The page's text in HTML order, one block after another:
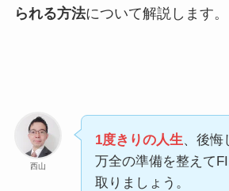
られる方法について解説します。
西山
1度きりの人生、後悔
万全の準備を整えて
取りましょう。